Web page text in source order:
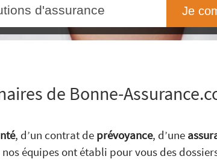
d'assurance
de Bonne-
, d’un contrat de prévoyance, d’une
équipes ont établi pour vous des